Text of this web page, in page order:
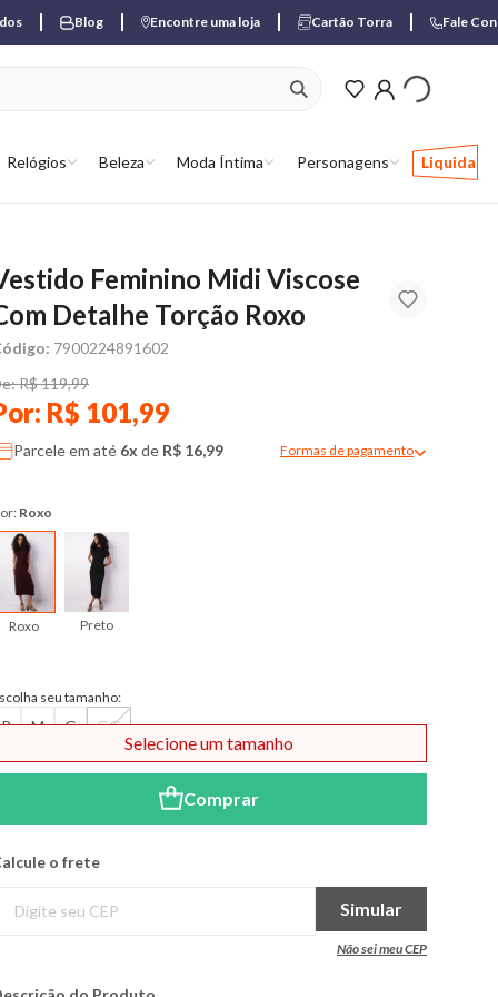
Blog Encontre uma loja Cartão Torra Fale
Relógios Beleza Moda Íntima Personagens Liquida
ver produtos
Feminino Midi Viscose
Detalhe Torção Roxo
7900224891602
R$ 119,99
R$ 101,99
Parcele em até 6x de R$ 16,99 Formas de pagamento
Roxo
Roxo Preto
seu tamanho:
P M G GG
Comprar
Selecione um tamanho
o frete
Simular
Não sei meu CEP